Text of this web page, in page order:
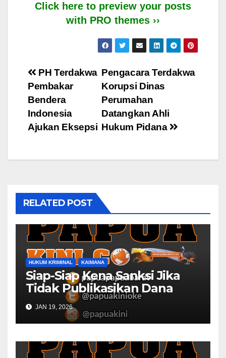
Click here to preview your posts
with PRO themes ››
Post
navigation
Pengacara Terdakwa
Korupsi Dinas
Perumahan
Datangkan Ahli
Hukum Pidana
PH Terdakwa
Pembakar
Bendera
Indonesia
Ajukan Eksepsi
RELATED POST
HUKUM KRIMINAL KAIMANA
Siap-Siap Kena Sanksi Jika
Tidak Publikasikan Dana
Desa
JAN 19, 2026